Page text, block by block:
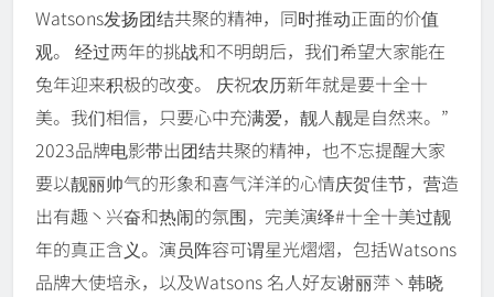
Watsons发扬团结共聚的精神，同时推动正面的价值
观。 经过两年的挑战和不明朗后，我们希望大家能在
兔年迎来积极的改变。 庆祝农历新年就是要十全十
美。我们相信，只要心中充满爱，靓人靓是自然来。”
2023品牌电影带出团结共聚的精神，也不忘提醒大家
要以靓丽帅气的形象和喜气洋洋的心情庆贺佳节，营造
出有趣丶兴奋和热闹的氛围，完美演绎#十全十美过靓
年的真正含义。演员阵容可谓星光熠熠，包括Watsons
品牌大使培永，以及Watsons 名人好友谢丽萍丶韩晓